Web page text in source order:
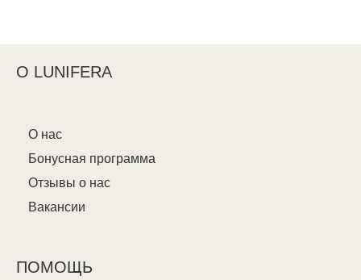
О LUNIFERA
О нас
Бонусная программа
Отзывы о нас
Вакансии
ПОМОЩЬ